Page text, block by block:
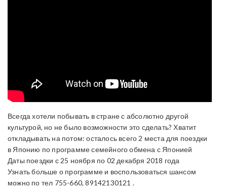
Всегда хотели побывать в стране с абсолютно другой
культурой, но не было возможности это сделать? Хватит
откладывать на потом: осталось всего 2 места для поездки
в Японию по программе семейного обмена с Японией
Даты поездки с 25 ноября по 02 декабря 2018 года
Узнать больше о программе и воспользоваться шансом
можно по тел 755-660, 89142130121 .